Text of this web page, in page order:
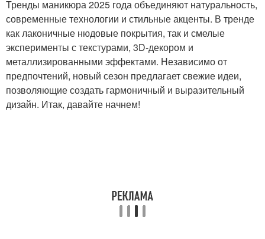
Крем для рук Ногти в белый цвет
Тренды маникюра 2025 года объединяют натуральность,
современные технологии и стильные акценты. В тренде
как лаконичные нюдовые покрытия, так и смелые
эксперименты с текстурами, 3D-декором и
металлизированными эффектами. Независимо от
предпочтений, новый сезон предлагает свежие идеи,
позволяющие создать гармоничный и выразительный
дизайн. Итак, давайте начнем!